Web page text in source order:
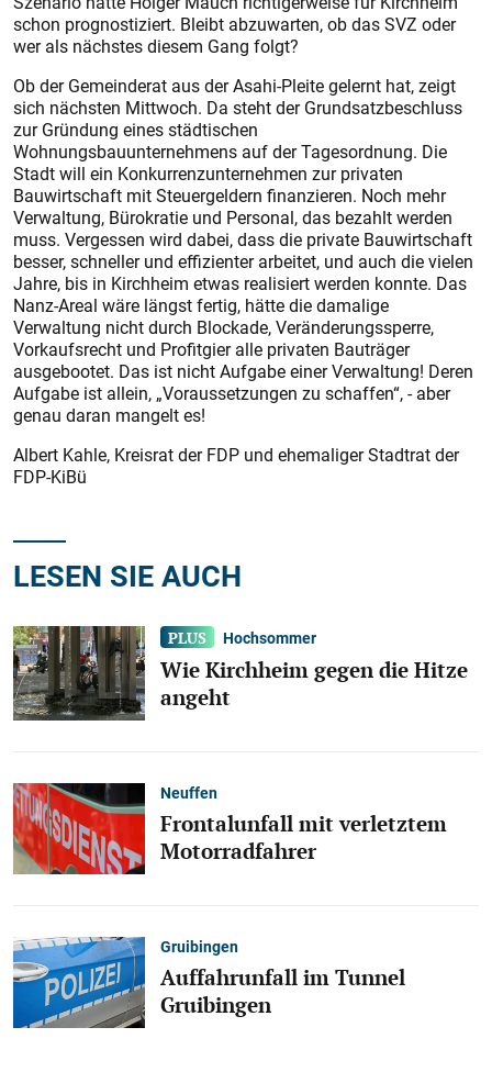
schon prognostiziert. Bleibt abzuwarten, ob das SVZ oder
wer als nächstes diesem Gang folgt?
Ob der Gemeinderat aus der Asahi-Pleite gelernt hat, zeigt
sich nächsten Mittwoch. Da steht der Grundsatzbeschluss
zur Gründung eines städtischen
Wohnungsbauunternehmens auf der Tagesordnung. Die
Stadt will ein Konkurrenzunternehmen zur privaten
Bauwirtschaft mit Steuergeldern finanzieren. Noch mehr
Verwaltung, Bürokratie und Personal, das bezahlt werden
muss. Vergessen wird dabei, dass die private Bauwirtschaft
besser, schneller und effizienter arbeitet, und auch die vielen
Jahre, bis in Kirchheim etwas realisiert werden konnte. Das
Nanz-Areal wäre längst fertig, hätte die damalige
Verwaltung nicht durch Blockade, Veränderungssperre,
Vorkaufsrecht und Profitgier alle privaten Bauträger
ausgebootet. Das ist nicht Aufgabe einer Verwaltung! Deren
Aufgabe ist allein, „Voraussetzungen zu schaffen“, - aber
genau daran mangelt es!
Albert Kahle, Kreisrat der FDP und ehemaliger Stadtrat der
FDP-KiBü
LESEN SIE AUCH
Hochsommer
Wie Kirchheim gegen die Hitze
angeht
Neuffen
Frontalunfall mit verletztem
Motorradfahrer
Gruibingen
Auffahrunfall im Tunnel
Gruibingen